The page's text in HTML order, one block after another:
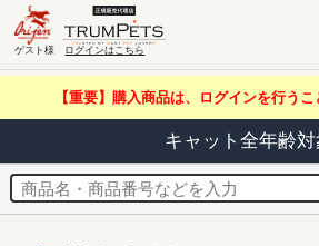
ゲスト様 ログインはこちら
【重要】購入商品は、ログインを行うこ
キャット全年齢対